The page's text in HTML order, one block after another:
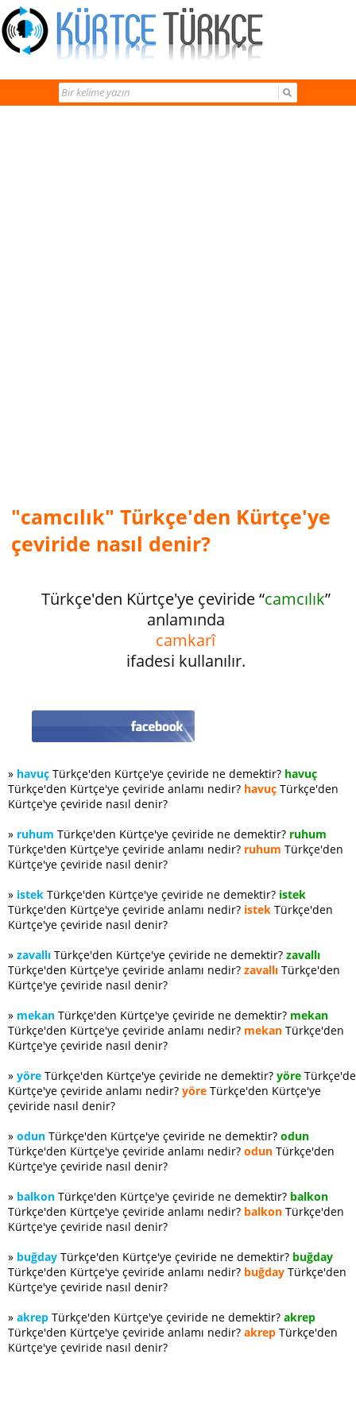
"camcılık" Türkçe'den Kürtçe'ye
çeviride nasıl denir?
Türkçe'den Kürtçe'ye çeviride “camcılık”
anlamında
camkarî
ifadesi kullanılır.
» havuç Türkçe'den Kürtçe'ye çeviride ne demektir? havuç
Türkçe'den Kürtçe'ye çeviride anlamı nedir? havuç Türkçe'den
Kürtçe'ye çeviride nasıl denir?
» ruhum Türkçe'den Kürtçe'ye çeviride ne demektir? ruhum
Türkçe'den Kürtçe'ye çeviride anlamı nedir? ruhum Türkçe'den
Kürtçe'ye çeviride nasıl denir?
» istek Türkçe'den Kürtçe'ye çeviride ne demektir? istek
Türkçe'den Kürtçe'ye çeviride anlamı nedir? istek Türkçe'den
Kürtçe'ye çeviride nasıl denir?
» zavallı Türkçe'den Kürtçe'ye çeviride ne demektir? zavallı
Türkçe'den Kürtçe'ye çeviride anlamı nedir? zavallı Türkçe'den
Kürtçe'ye çeviride nasıl denir?
» mekan Türkçe'den Kürtçe'ye çeviride ne demektir? mekan
Türkçe'den Kürtçe'ye çeviride anlamı nedir? mekan Türkçe'den
Kürtçe'ye çeviride nasıl denir?
» yöre Türkçe'den Kürtçe'ye çeviride ne demektir? yöre
Kürtçe'ye çeviride anlamı nedir? yöre Türkçe'den Kürtçe'ye
çeviride nasıl denir?
» odun Türkçe'den Kürtçe'ye çeviride ne demektir? odun
Türkçe'den Kürtçe'ye çeviride anlamı nedir? odun Türkçe'den
Kürtçe'ye çeviride nasıl denir?
» balkon Türkçe'den Kürtçe'ye çeviride ne demektir? balkon
Türkçe'den Kürtçe'ye çeviride anlamı nedir? balkon Türkçe'den
Kürtçe'ye çeviride nasıl denir?
» buğday Türkçe'den Kürtçe'ye çeviride ne demektir? buğday
Türkçe'den Kürtçe'ye çeviride anlamı nedir? buğday Türkçe'den
Kürtçe'ye çeviride nasıl denir?
» akrep Türkçe'den Kürtçe'ye çeviride ne demektir? akrep
Türkçe'den Kürtçe'ye çeviride anlamı nedir? akrep Türkçe'den
Kürtçe'ye çeviride nasıl denir?